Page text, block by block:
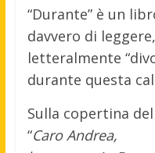
“Durante” è un
davvero di
letteralmente
durante questa
Sulla copertina
“Caro Andrea,